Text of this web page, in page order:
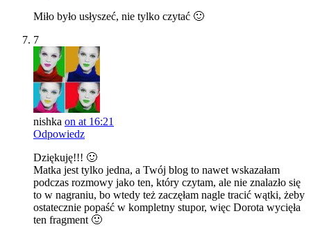
Miło było usłyszeć, nie tylko czytać 🙂
7
nishka on at 16:21
Odpowiedz
Dziękuję!!! 🙂
Matka jest tylko jedna, a Twój blog to nawet wskazałam
podczas rozmowy jako ten, który czytam, ale nie znalazło się
to w nagraniu, bo wtedy też zaczęłam nagle tracić wątki, żeby
ostatecznie popaść w kompletny stupor, więc Dorota wycięła
ten fragment 🙂